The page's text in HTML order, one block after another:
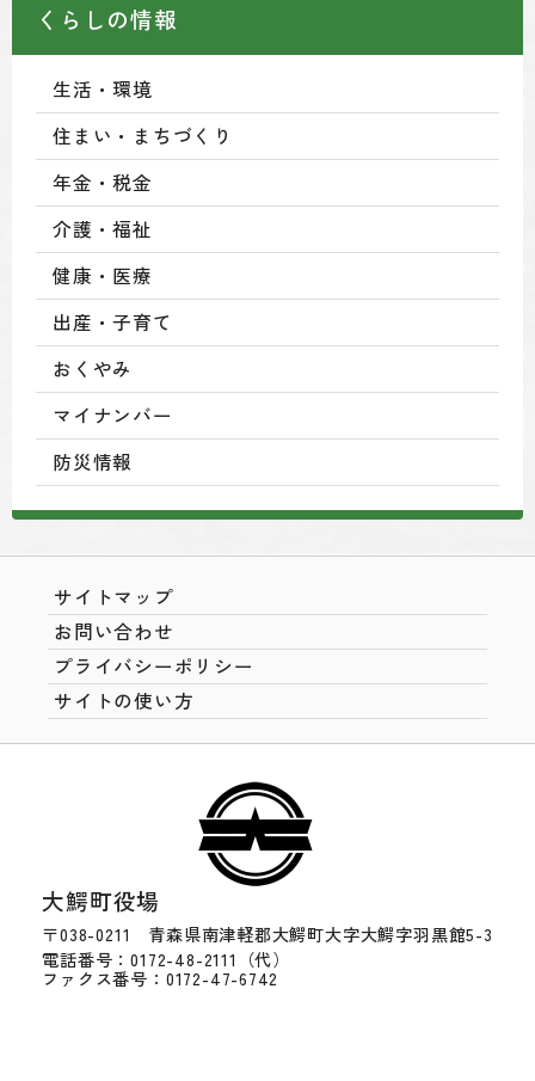
くらしの情報
生活・環境
住まい・まちづくり
年金・税金
介護・福祉
健康・医療
出産・子育て
おくやみ
マイナンバー
防災情報
サイトマップ
お問い合わせ
プライバシーポリシー
サイトの使い方
大鰐町役場
〒038-0211 青森県南津軽郡大鰐町大字大鰐字羽黒館5-3
電話番号：0172-48-2111（代）
ファクス番号：0172-47-6742